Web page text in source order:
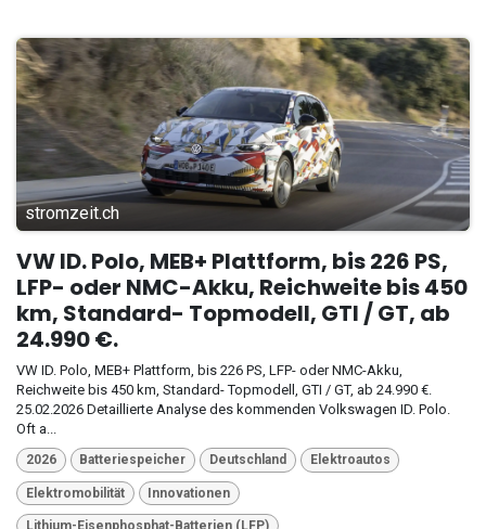
stromzeit.ch
VW ID. Polo, MEB+ Plattform, bis 226 PS,
LFP- oder NMC-Akku, Reichweite bis 450
km, Standard- Topmodell, GTI / GT, ab
24.990 €.
VW ID. Polo, MEB+ Plattform, bis 226 PS, LFP- oder NMC-Akku,
Reichweite bis 450 km, Standard- Topmodell, GTI / GT, ab 24.990 €.
25.02.2026 Detaillierte Analyse des kommenden Volkswagen ID. Polo.
Oft a...
2026 Batteriespeicher Deutschland Elektroautos
Elektromobilität Innovationen
Lithium-Eisenphosphat-Batterien (LFP)